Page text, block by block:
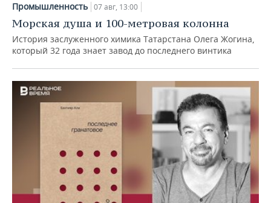
Промышленность 07 авг, 13:00
Морская душа и 100-метровая колонна
История заслуженного химика Татарстана Олега Жогина,
который 32 года знает завод до последнего винтика